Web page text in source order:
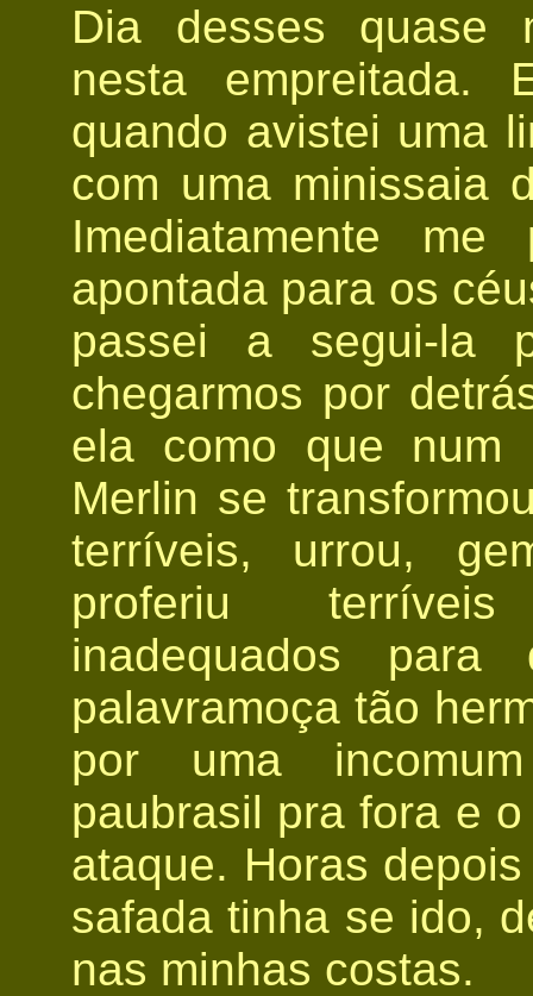
Dia desses quase
nesta empreitada.
quando avistei uma
com uma minissaia
Imediatamente
apontada para os
passei a segui-la
chegarmos por
ela como que num
Merlin se
terríveis, urrou,
proferiu
inadequados
palavramoça tão
por uma
paubrasil pra fora e
ataque. Horas
safada tinha se ido,
nas minhas costas.